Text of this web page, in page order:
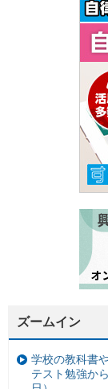
ズームイン
学校の教科書
テスト勉強か